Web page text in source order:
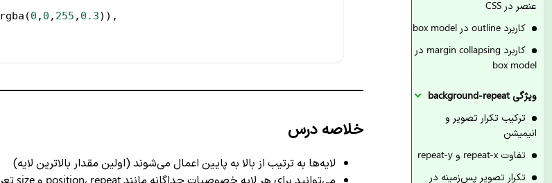
rgba (0 , 0 , 255 , 0.3)),
خلاصه درس
لایه‌ها به ترتیب از بالا به پایین اعمال می‌شوند (اولین مقدار بالاترین لایه)
می‌توانید برای هر لایه خصوصیات جداگانه مانند position، repeat و size تعریف کنید
عنصر در CSS
کاربرد outline در box model
کاربرد margin collapsing در
box model
ویژگی background-repeat
ترکیب تکرار تصویر و
انیمیشن
تفاوت repeat-x و repeat-y
تکرار تصویر پس‌زمینه در